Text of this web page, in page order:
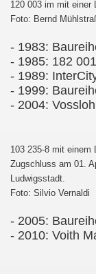
120 003 im mit einer
Foto: Bernd
- 1983:
- 1985: 182
- 1989:
- 1999:
- 2004:
103 235-8 mit einem
Zugschluss am 01.
Ludwigsstadt.
Foto: Silvio Vernaldi
- 2005:
- 2010: Voith